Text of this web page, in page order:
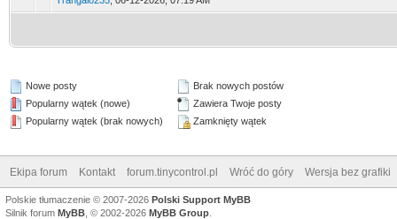
Nowe posty
Popularny wątek (nowe)
Popularny wątek (brak nowych)
Brak nowych postów
Zawiera Twoje posty
Zamknięty wątek
Ekipa forum Kontakt forum.tinycontrol.pl Wróć do góry Wersja bez grafiki
Polskie tłumaczenie © 2007-2026 Polski Support MyBB
Silnik forum MyBB , © 2002-2026 MyBB Group